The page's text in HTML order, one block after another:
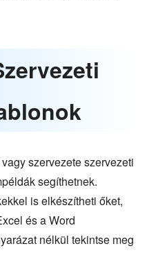
szervezete szervezeti
segíthetnek.
is elkészítheti őket,
és a Word
nélkül tekintse meg